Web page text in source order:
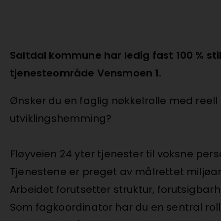
Saltdal kommune har ledig fast 100 %
tjenesteområde Vensmoen 1.
Ønsker du en faglig nøkkelrolle med
utviklingshemming?
Fløyveien 24 yter tjenester til voksne
Tjenestene er preget av målrettet
Arbeidet forutsetter struktur,
Som fagkoordinator har du en sentral